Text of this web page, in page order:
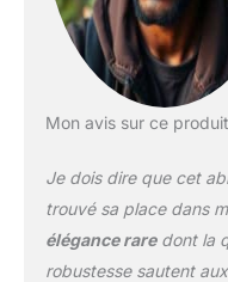
Mon avis sur ce produit
Je dois dire que cet
trouvé sa place dans
élégance raredont la
robustesse sautent